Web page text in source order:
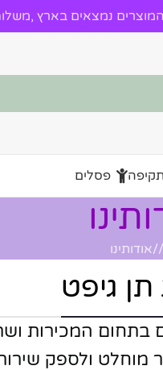
נמצאים בארץ
פסלים
/ אודותינו
תן גיפט
בתחום המכירות
מוחלט ולספק